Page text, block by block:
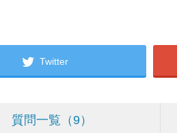
Twitter
質問一覧 9